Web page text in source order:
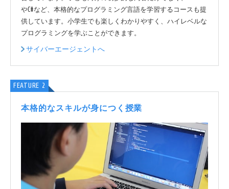
やC#など、本格的なプログラミング言語を学習するコースも提
供しています。小学生でも楽しくわかりやすく、ハイレベルな
プログラミングを学ぶことができます。
サイバーエージェントへ
FEATURE 2
本格的なスキルが身につく授業